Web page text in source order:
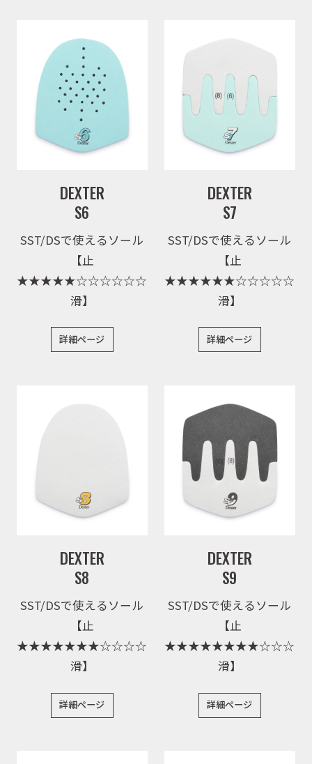
DEXTER
S6
SST/DSで使えるソール
【止
★★★★★☆☆☆☆☆☆
滑】
詳細ページ
DEXTER
S7
SST/DSで使えるソール
【止
★★★★★★☆☆☆☆☆
滑】
詳細ページ
DEXTER
S8
SST/DSで使えるソール
【止
★★★★★★★☆☆☆☆
滑】
詳細ページ
DEXTER
S9
SST/DSで使えるソール
【止
★★★★★★★★☆☆☆
滑】
詳細ページ